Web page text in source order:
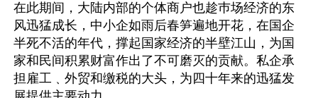
在此期间，大陆内部的个体商户也趁巿场经济的东
风迅猛成长，中小企如雨后春笋遍地开花，在国企
半死不活的年代，撑起国家经济的半壁江山，为国
家和民间积累财富作出了不可磨灭的贡献。私企承
担雇工﹑外贸和缴税的大头，为四十年来的迅猛发